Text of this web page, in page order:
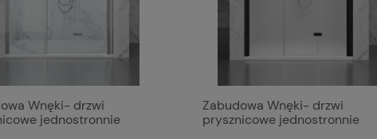
Wnęki- drzwi
jednostronnie
Zabudowa Wnęki- drzwi
prysznicowe jednostronnie